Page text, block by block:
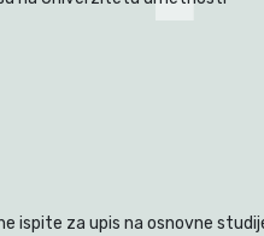
ispite za upis na osnovne